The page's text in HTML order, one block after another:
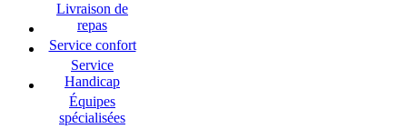
Livraison de
repas
Service confort
Service
Handicap
Équipes
spécialisées